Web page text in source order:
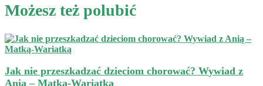
Możesz też polubić
Jak nie przeszkadzać dzieciom chorować? Wywiad z
Anią – Matką-Wariatką